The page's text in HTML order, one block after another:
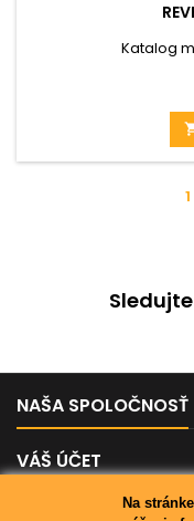
Na
Katalog
1
NAŠA SPOLOČNOSŤ
VÁŠ ÚČET